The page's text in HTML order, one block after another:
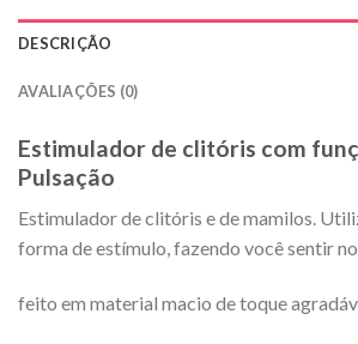
DESCRIÇÃO
AVALIAÇÕES (0)
Estimulador de clitóris com
Pulsação
Estimulador de clitóris e de mamilos.
forma de estímulo, fazendo você sentir
feito em material macio de toque